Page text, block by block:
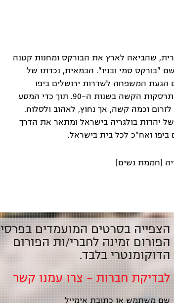
שהביאה לארץ את הבורקס ומחנות קטנה
"בורקס סמי ובניו". הבמאית, נכדתו של
הגעת המשפחה לשדרות ירושלים ביפו
ונמשכת אי שם לשנות ה-70 וה-80 הצבעוניות ועד להתרסקות הקשה בשנות ה-90. תוך כדי המסע
וכמה קשה, אך נחוץ, לאהוב ולסלוח.
של יהדות בולגריה בישראל ומתאר את הדרך
ואח"כ לכל בית בישראל.
הצפייה בסרטים המועמדים בפרסי
הפורום זמינה לחברי/ות הפורום
הדוקומנטרי בלבד.
לבדיקת חברות – צרו עמנו קשר
שם משתמש או כתובת אימייל